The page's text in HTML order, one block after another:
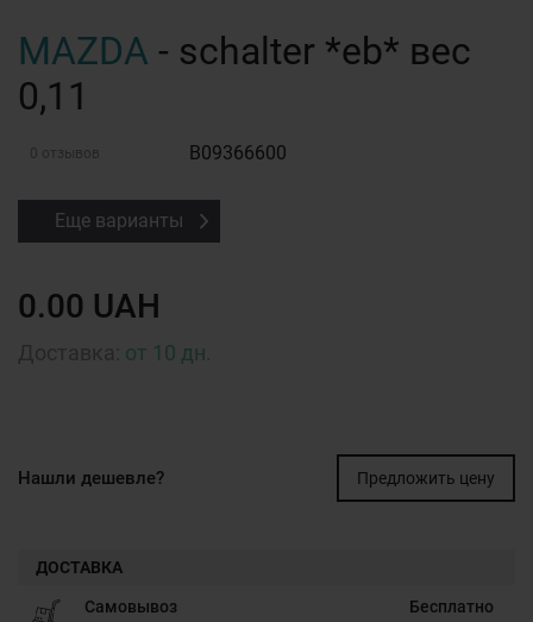
MAZDA - schalter *eb* вес
0,11
0 отзывов B09366600
Еще варианты
0.00 UAH
от 10 дн.
Нашли дешевле? Предложить цену
ДОСТАВКА
Самовывоз Бесплатно